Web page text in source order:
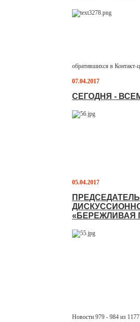
обратившихся в
07.04.2017
СЕГОДНЯ -
05.04.2017
«БЕРЕЖЛИВАЯ
Новости 979 - 984 из 1177